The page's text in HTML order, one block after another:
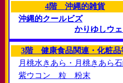
4階 沖縄的雑貨
沖縄的クールビズ
かりゆしウ
3階 健康食品関連・化粧品
月桃水きあら・月桃きあら
紫ウコン 粒 粉末